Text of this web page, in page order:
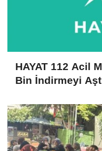
HAYAT 112 Acil
Bin İndirmeyi